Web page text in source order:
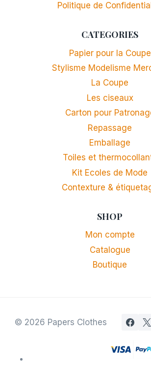
Politique de
CATEGORIES
Papier pour la Coupe
Stylisme Modelisme
La Coupe
Les ciseaux
Carton pour
Repassage
Emballage
Toiles et
Kit Ecoles de Mode
Contexture &
SHOP
Mon compte
Catalogue
Boutique
© 2026 Papers Clothes